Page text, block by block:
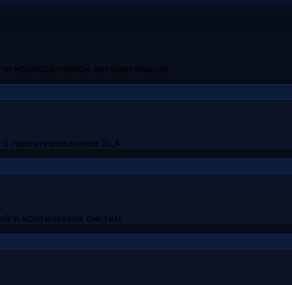
корпоративной автоматизации
гарантированным SLA
и критических систем